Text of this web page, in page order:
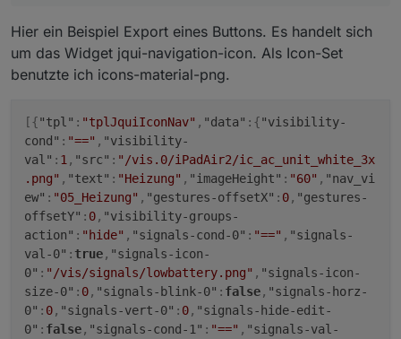
format":"","lc-position-vert":"top","lc-position-
horz" :"right" ,"lc-offset-vert":0
"lc-offset-
horz":0 ,"lc-font-size":"12px"
width"
"0","lc-border-style" :"" , "lc-border-
color"
"" "lc-border-radius"
zindex"
0, "src" :"/vis.0/Meine/Img/balken3.png","s
tretch"
:true }, "style"
{"left":"599px" "top" :"229px" , "width": "6px","heig
ht" :"60px"}, "widgetSet":"basic"
Hier ein Beispiel Export eines Buttons. Es handelt sich
um das Widget jqui-navigation-icon. Als Icon-Set
benutzte ich icons-material-png.
[{"tpl" : "tplJquiIconNav" , "data" : {"visibility-
cond" : "==" , "visibility-
val" : 1 , "src" : "/vis.0/iPadAir2/ic_ac_unit_white_3x
.png" , "text" : "Heizung" , "imageHeight" : "60" , "nav_vi
ew" : "05_Heizung" , "gestures-offsetX" : 0, "gestures-
offsetY" : 0, "visibility-groups-
action" : "hide" , "signals-cond-0" : "==" , "signals-
val-0" : true, "signals-icon-
0" : "/vis/signals/lowbattery.png" , "signals-icon-
size-0" : 0, "signals-blink-0" : false, "signals-horz-
0" : 0, "signals-vert-0" : 0, "signals-hide-edit-
0" : false, "signals-cond-1" : "==" , "signals-val-